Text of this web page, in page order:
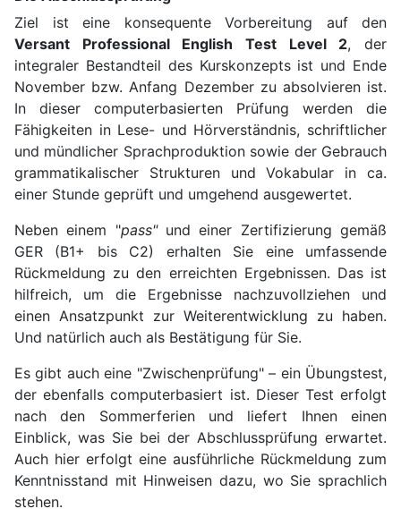
Ziel ist eine konsequente Vorbereitung auf den
Versant Professional English Test Level 2, der
integraler Bestandteil des Kurskonzepts ist und Ende
November bzw. Anfang Dezember zu absolvieren ist.
In dieser computerbasierten Prüfung werden die
Fähigkeiten in Lese- und Hörverständnis, schriftlicher
und mündlicher Sprachproduktion sowie der Gebrauch
grammatikalischer Strukturen und Vokabular in ca.
einer Stunde geprüft und umgehend ausgewertet.
Neben einem "pass"und einer Zertifizierung gemäß
GER (B1+ bis C2) erhalten Sie eine umfassende
Rückmeldung zu den erreichten Ergebnissen. Das ist
hilfreich, um die Ergebnisse nachzuvollziehen und
einen Ansatzpunkt zur Weiterentwicklung zu haben.
Und natürlich auch als Bestätigung für Sie.
Es gibt auch eine "Zwischenprüfung" – ein Übungstest,
der ebenfalls computerbasiert ist. Dieser Test erfolgt
nach den Sommerferien und liefert Ihnen einen
Einblick, was Sie bei der Abschlussprüfung erwartet.
Auch hier erfolgt eine ausführliche Rückmeldung zum
Kenntnisstand mit Hinweisen dazu, wo Sie sprachlich
stehen.